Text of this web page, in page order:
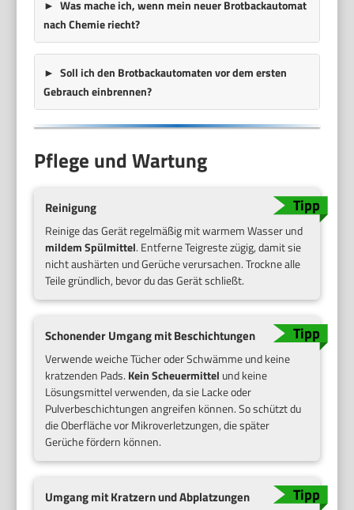
Was mache ich, wenn mein neuer Brotbackautomat
nach Chemie riecht?
Soll ich den Brotbackautomaten vor dem ersten
Gebrauch einbrennen?
Pflege und Wartung
Reinigung
Reinige das Gerät regelmäßig mit warmem Wasser und
mildem Spülmittel. Entferne Teigreste zügig, damit sie
nicht aushärten und Gerüche verursachen. Trockne alle
Teile gründlich, bevor du das Gerät schließt.
Schonender Umgang mit Beschichtungen
Verwende weiche Tücher oder Schwämme und keine
kratzenden Pads. Kein Scheuermittel und keine
Lösungsmittel verwenden, da sie Lacke oder
Pulverbeschichtungen angreifen können. So schützt du
die Oberfläche vor Mikroverletzungen, die später
Gerüche fördern können.
Umgang mit Kratzern und Abplatzungen